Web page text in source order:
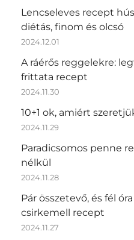
Lencseleves recept
diétás, finom és olcsó
2024.12.01
A ráérős reggelekre:
frittata recept
2024.11.30
10+1 ok, amiért
2024.11.29
Paradicsomos penne
nélkül
2024.11.28
Pár összetevő, és fél
csirkemell recept
2024.11.27